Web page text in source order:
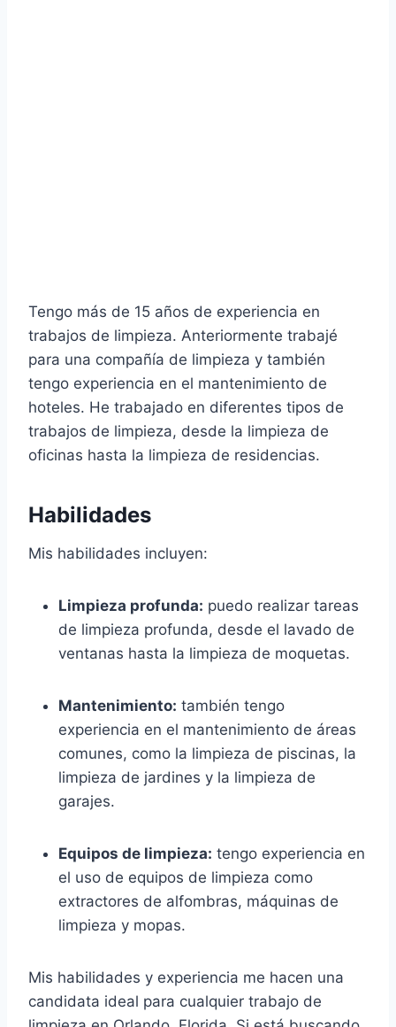
Tengo más de 15 años de experiencia en
trabajos de limpieza. Anteriormente trabajé
para una compañía de limpieza y también
tengo experiencia en el mantenimiento de
hoteles. He trabajado en diferentes tipos de
trabajos de limpieza, desde la limpieza de
oficinas hasta la limpieza de residencias.
Habilidades
Mis habilidades incluyen:
Limpieza profunda: puedo realizar tareas
de limpieza profunda, desde el lavado de
ventanas hasta la limpieza de moquetas.
Mantenimiento: también tengo
experiencia en el mantenimiento de áreas
comunes, como la limpieza de piscinas, la
limpieza de jardines y la limpieza de
garajes.
Equipos de limpieza: tengo experiencia en
el uso de equipos de limpieza como
extractores de alfombras, máquinas de
limpieza y mopas.
Mis habilidades y experiencia me hacen una
candidata ideal para cualquier trabajo de